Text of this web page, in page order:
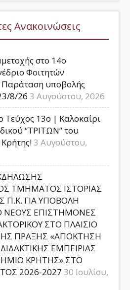
Ανακοινώσεις
στο 14ο
Φοιτητών
Παράταση υποβολής
8/26 3 Αυγούστου, 2026
Τεύχος 13ο | Καλοκαίρι
“ΤΡΙΤΩΝ” του
3 Αυγούστου,
ΤΜΗΜΑΤΟΣ ΙΣΤΟΡΙΑΣ
Π.Κ. ΓΙΑ ΥΠΟΒΟΛΗ
ΝΕΟΥΣ ΕΠΙΣΤΗΜΟΝΕΣ
ΣΤΟ ΠΛΑΙΣΙΟ
ΠΡΑΞΗΣ «ΑΠΟΚΤΗΣΗ
ΕΜΠΕΙΡΙΑΣ
ΚΡΗΤΗΣ» ΣΤΟ
2026-2027 30 Ιουλίου,